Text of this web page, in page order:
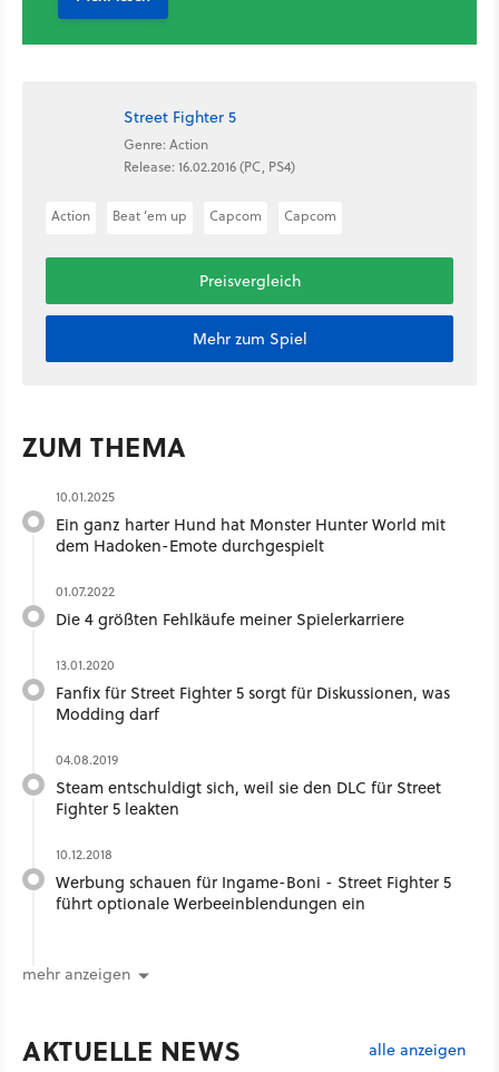
Street Fighter 5
Genre: Action
Release: 16.02.2016 (PC, PS4)
Action Beat ’em up Capcom Capcom
Preisvergleich
Mehr zum Spiel
ZUM THEMA
10.01.2025
Ein ganz harter Hund hat Monster Hunter World mit
dem Hadoken-Emote durchgespielt
01.07.2022
Die 4 größten Fehlkäufe meiner Spielerkarriere
13.01.2020
Fanfix für Street Fighter 5 sorgt für Diskussionen, was
Modding darf
04.08.2019
Steam entschuldigt sich, weil sie den DLC für Street
Fighter 5 leakten
10.12.2018
Werbung schauen für Ingame-Boni - Street Fighter 5
führt optionale Werbeeinblendungen ein
mehr anzeigen
AKTUELLE NEWS alle anzeigen